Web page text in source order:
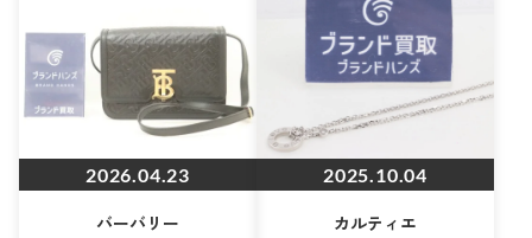
2026.04.23
バーバリー
2025.10.04
カルティエ